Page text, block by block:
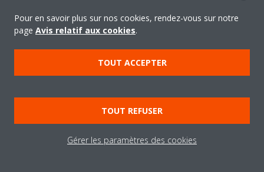
Solutions
À propos de Daikin
Cookie notice Data privacy Corporate ethics
Pour en savoir plus sur nos cookies, rendez-vous sur notre
page Avis relatif aux cookies.
TOUT ACCEPTER
TOUT REFUSER
Gérer les paramètres des cookies